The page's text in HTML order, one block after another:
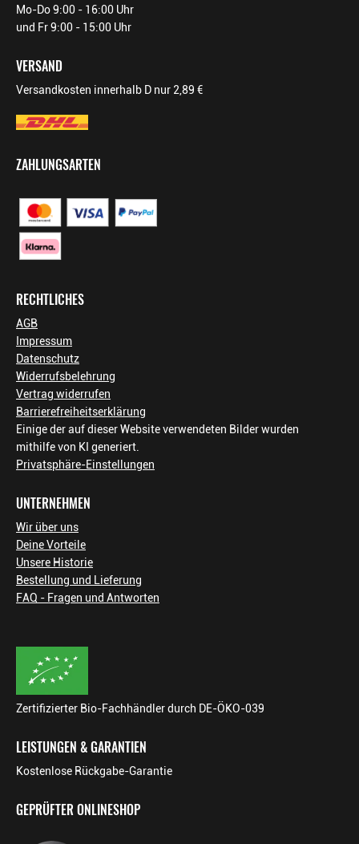
Mo-Do 9:00 - 16:00 Uhr
und Fr 9:00 - 15:00 Uhr
VERSAND
Versandkosten innerhalb D nur 2,89 €
ZAHLUNGSARTEN
RECHTLICHES
AGB
Impressum
Datenschutz
Widerrufsbelehrung
Vertrag widerrufen
Barrierefreiheitserklärung
Einige der auf dieser Website verwendeten Bilder wurden
mithilfe von KI generiert.
Privatsphäre-Einstellungen
UNTERNEHMEN
Wir über uns
Deine Vorteile
Unsere Historie
Bestellung und Lieferung
FAQ - Fragen und Antworten
Zertifizierter Bio-Fachhändler durch DE-ÖKO-039
LEISTUNGEN & GARANTIEN
Kostenlose Rückgabe-Garantie
GEPRÜFTER ONLINESHOP